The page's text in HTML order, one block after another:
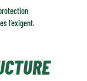
l’exigent.